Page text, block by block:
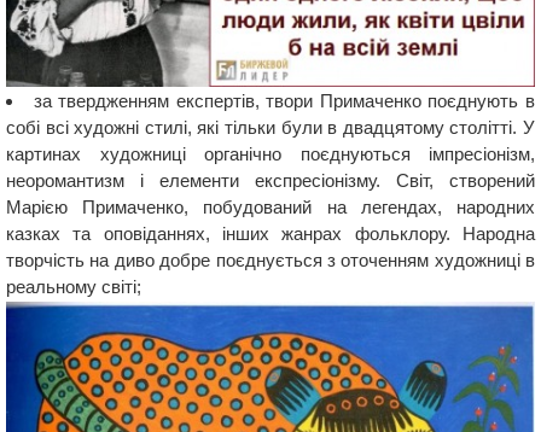
за твердженням експертів, твори Примаченко поєднують в
собі всі художні стилі, які тільки були в двадцятому столітті. У
картинах художниці органічно поєднуються імпресіонізм,
неоромантизм і елементи експресіонізму. Світ, створений
Марією Примаченко, побудований на легендах, народних
казках та оповіданнях, інших жанрах фольклору. Народна
творчість на диво добре поєднується з оточенням художниці в
реальному світі;